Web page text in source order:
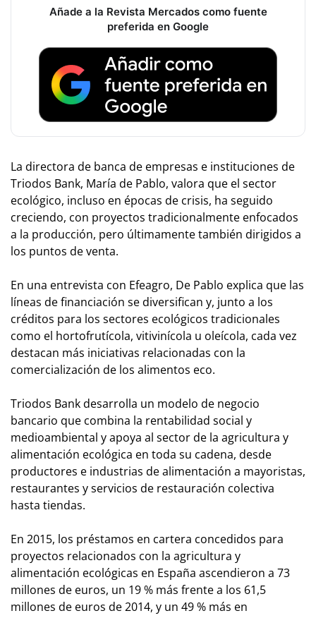
Añade a la Revista Mercados como fuente
preferida en Google
La directora de banca de empresas e instituciones de
Triodos Bank, María de Pablo, valora que el sector
ecológico, incluso en épocas de crisis, ha seguido
creciendo, con proyectos tradicionalmente enfocados
a la producción, pero últimamente también dirigidos a
los puntos de venta.
En una entrevista con Efeagro, De Pablo explica que las
líneas de financiación se diversifican y, junto a los
créditos para los sectores ecológicos tradicionales
como el hortofrutícola, vitivinícola u oleícola, cada vez
destacan más iniciativas relacionadas con la
comercialización de los alimentos eco.
Triodos Bank desarrolla un modelo de negocio
bancario que combina la rentabilidad social y
medioambiental y apoya al sector de la agricultura y
alimentación ecológica en toda su cadena, desde
productores e industrias de alimentación a mayoristas,
restaurantes y servicios de restauración colectiva
hasta tiendas.
En 2015, los préstamos en cartera concedidos para
proyectos relacionados con la agricultura y
alimentación ecológicas en España ascendieron a 73
millones de euros, un 19 % más frente a los 61,5
millones de euros de 2014, y un 49 % más en